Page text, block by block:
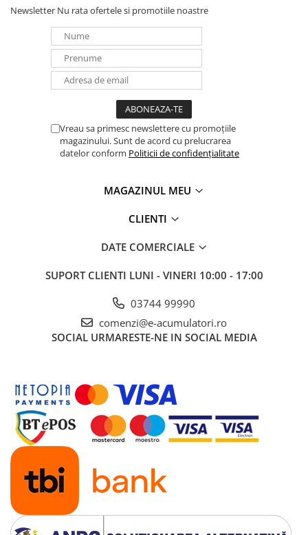
Sisteme de prindere
Statii de incarcare EV
Pompe de caldura
Newsletter Nu rata ofertele si promotiile noastre
Vreau sa primesc newslettere cu promoțiile
magazinului. Sunt de acord cu prelucrarea
datelor conform Politicii de confidențialitate
MAGAZINUL MEU
CLIENTI
DATE COMERCIALE
SUPORT CLIENTI LUNI - VINERI 10:00 - 17:00
03744 99990
comenzi@e-acumulatori.ro
SOCIAL URMARESTE-NE IN SOCIAL MEDIA